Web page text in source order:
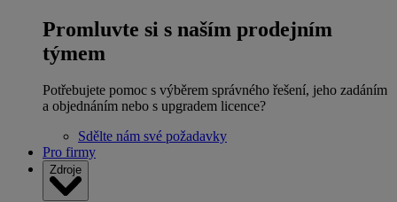
Promluvte si s naším prodejním
týmem
Potřebujete pomoc s výběrem správného řešení, jeho zadáním
a objednáním nebo s upgradem licence?
Sdělte nám své požadavky
Pro firmy
Zdroje